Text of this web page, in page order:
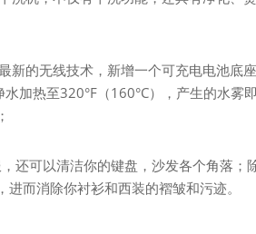
新的无线技术，新增一个可充电电池底
加热至320°F（160°C），产生的水雾
还可以清洁你的键盘，沙发各个角落
而消除你衬衫和西装的褶皱和污迹。